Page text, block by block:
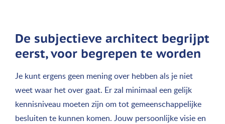
De subjectieve architect begrijpt
eerst, voor begrepen te worden
Je kunt ergens geen mening over hebben als je niet
weet waar het over gaat. Er zal minimaal een gelijk
kennisniveau moeten zijn om tot gemeenschappelijke
besluiten te kunnen komen. Jouw persoonlijke visie en